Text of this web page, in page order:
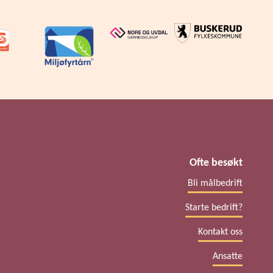
Ofte besøkt
Bli målbedrift
Starte bedrift?
Kontakt oss
Ansatte